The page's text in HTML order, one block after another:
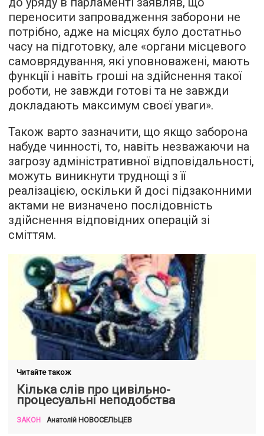
переносити запровадження заборони не
потрібно, адже на місцях було достатньо
часу на підготовку, але «органи місцевого
самоврядування, які уповноважені, мають
функції і навіть гроші на здійснення такої
роботи, не завжди готові та не завжди
докладають максимум своєї уваги».
Також варто зазначити, що якщо заборона
набуде чинності, то, навіть незважаючи на
загрозу адміністративної відповідальності,
можуть виникнути труднощі з її
реалізацією, оскільки й досі підзаконними
актами не визначено послідовність
здійснення відповідних операцій зі
сміттям.
Читайте також
Кілька слів про цивільно-
процесуальні неподобства
ЗАКОН Анатолій НОВОСЕЛЬЦЕВ